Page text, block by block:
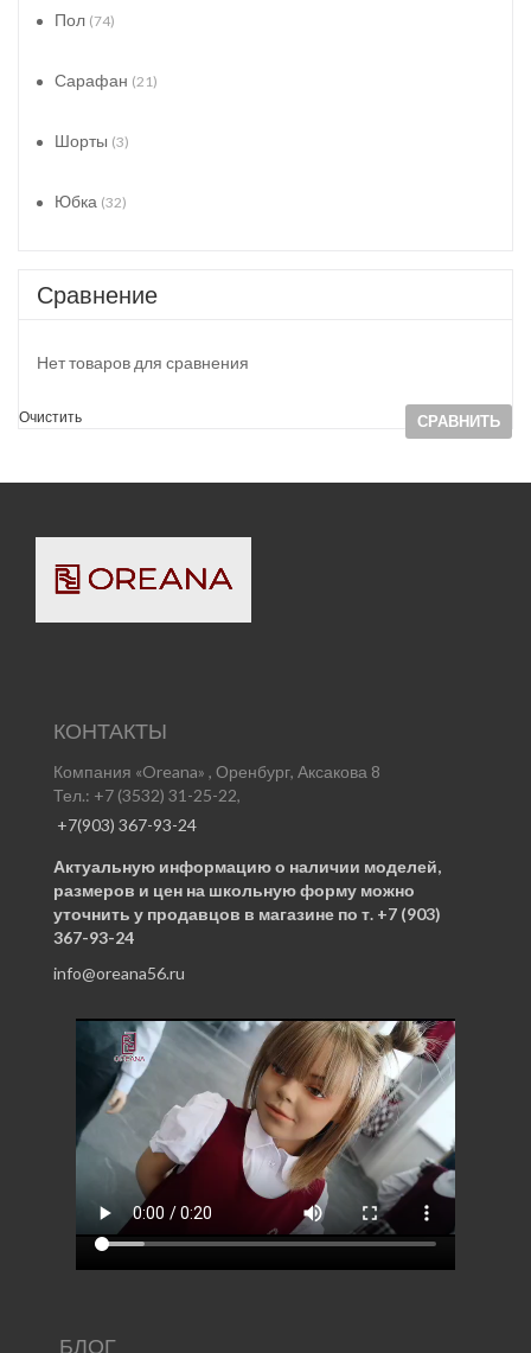
Пол (74)
Сарафан (21)
Шорты (3)
Юбка (32)
Сравнение
Нет товаров для сравнения
Очистить СРАВНИТЬ
КОНТАКТЫ
Компания «Oreana» , Оренбург, Аксакова 8
Тел.: +7 (3532) 31-25-22,
+7(903) 367-93-24
Актуальную информацию о наличии моделей,
размеров и цен на школьную форму можно
уточнить у продавцов в магазине по т. +7 (903)
367-93-24
info@oreana56.ru
БЛОГ